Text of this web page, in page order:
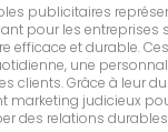
publicitaires
pour les entreprises
efficace et durable.
une
clients. Grâce à leur
marketing judicieux
des relations